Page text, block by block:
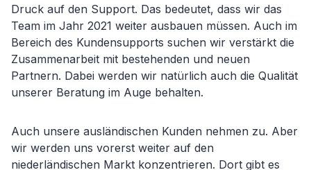
Druck auf den Support. Das bedeutet, dass wir das
Team im Jahr 2021 weiter ausbauen müssen. Auch im
Bereich des Kundensupports suchen wir verstärkt die
Zusammenarbeit mit bestehenden und neuen
Partnern. Dabei werden wir natürlich auch die Qualität
unserer Beratung im Auge behalten.
Auch unsere ausländischen Kunden nehmen zu. Aber
wir werden uns vorerst weiter auf den
niederländischen Markt konzentrieren. Dort gibt es